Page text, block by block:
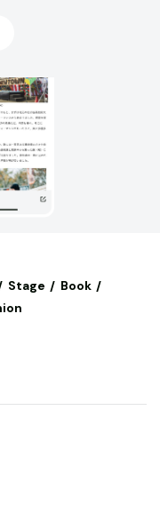
Stage
Book